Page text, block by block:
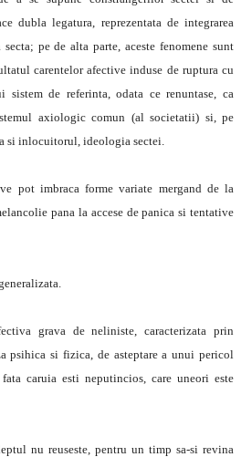
dubla legatura, reprezentata de integrarea
pe de alta parte, aceste fenomene sunt
carentelor afective induse de ruptura cu
sistem de referinta, odata ce renuntase, ca
axiologic comun (al societatii) si, pe
si inlocuitorul, ideologia sectei.
pot imbraca forme variate mergand de la
pana la accese de panica si tentative
grava de neliniste, caracterizata prin
psihica si fizica, de asteptare a unui pericol
caruia esti neputincios, care uneori este
nu reuseste, pentru un timp sa-si revina